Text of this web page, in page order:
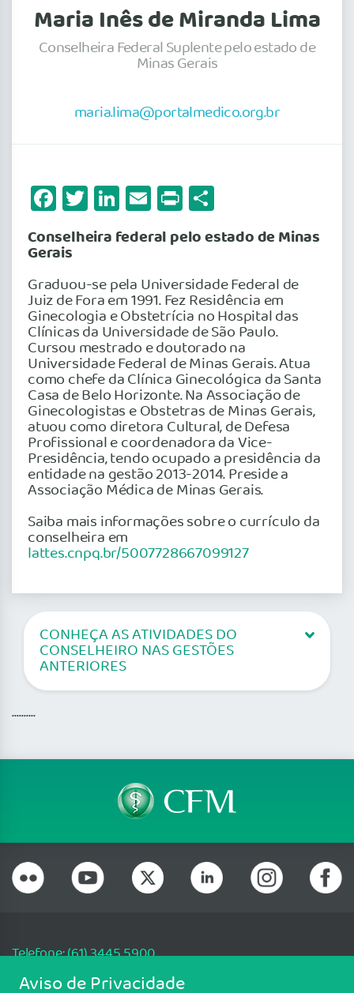
Maria Inês de Miranda Lima
Conselheira Federal Suplente pelo estado de
Minas Gerais
maria.lima@portalmedico.org.br
Facebook
Twitter
LinkedIn
Email
Print
Conselheira federal pelo estado de Minas
Gerais
Graduou-se pela Universidade Federal de
Juiz de Fora em 1991. Fez Residência em
Ginecologia e Obstetrícia no Hospital das
Clínicas da Universidade de São Paulo.
Cursou mestrado e doutorado na
Universidade Federal de Minas Gerais. Atua
como chefe da Clínica Ginecológica da Santa
Casa de Belo Horizonte. Na Associação de
Ginecologistas e Obstetras de Minas Gerais,
atuou como diretora Cultural, de Defesa
Profissional e coordenadora da Vice-
Presidência, tendo ocupado a presidência da
entidade na gestão 2013-2014. Preside a
Associação Médica de Minas Gerais.
Saiba mais informações sobre o currículo da
conselheira em
lattes.cnpq.br/5007728667099127
CONHEÇA AS ATIVIDADES DO
CONSELHEIRO NAS GESTÕES
ANTERIORES
..........
Telefone: (61) 3445 5900
Email: cfm@portalmedico.org.br
Aviso de Privacidade